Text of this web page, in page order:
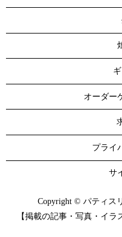
オーダー
プライ
サ
Copyright © パティス
【掲載の記事・写真・イ